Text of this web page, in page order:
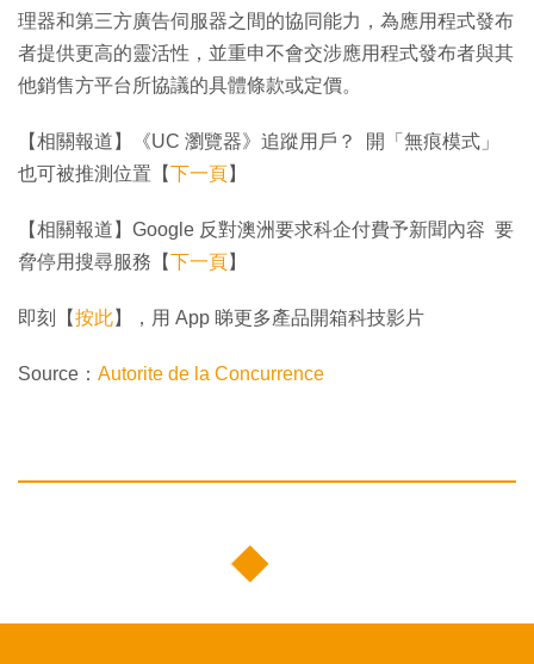
理器和第三方廣告伺服器之間的協同能力，為應用程式發布
者提供更高的靈活性，並重申不會交涉應用程式發布者與其
他銷售方平台所協議的具體條款或定價。
【相關報道】《UC 瀏覽器》追蹤用戶？ 開「無痕模式」
也可被推測位置【下一頁】
【相關報道】Google 反對澳洲要求科企付費予新聞內容 要
脅停用搜尋服務【下一頁】
即刻【按此】，用 App 睇更多產品開箱科技影片
Source： Autorite de la Concurrence